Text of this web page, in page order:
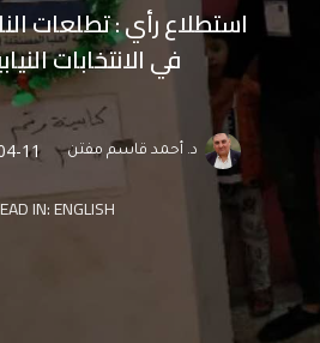
استطلاع رأي : تطلعات
في الانتخابات النيابية
د. أحمد قاسم مفتن 11
IN:ENGLISH